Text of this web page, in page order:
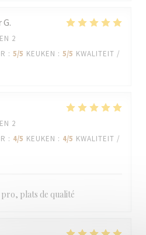
G
2
: 5/5 KEUKEN : 5/5 KWALITEIT /
2
: 4/5 KEUKEN : 4/5 KWALITEIT /
plats de qualité